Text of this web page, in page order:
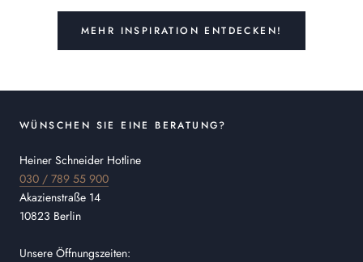
MEHR INSPIRATION ENTDECKEN!
WÜNSCHEN SIE EINE BERATUNG?
Heiner Schneider Hotline
030 / 789 55 900
Akazienstraße 14
10823 Berlin
Unsere Öffnungszeiten: